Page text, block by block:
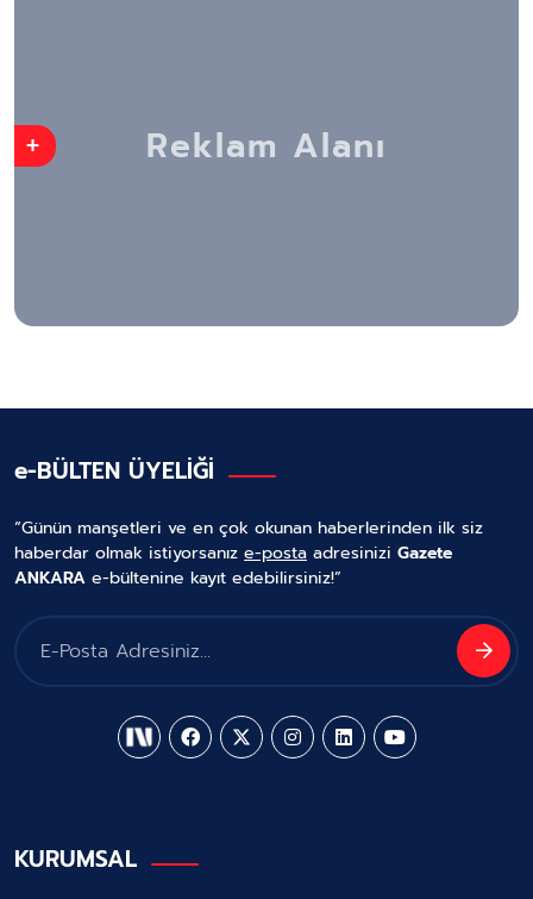
+
e-BÜLTEN ÜYELİĞİ
“Günün manşetleri ve en çok okunan haberlerinden ilk siz
haberdar olmak istiyorsanız e-posta adresinizi Gazete
ANKARA e-bültenine kayıt edebilirsiniz!”
KURUMSAL